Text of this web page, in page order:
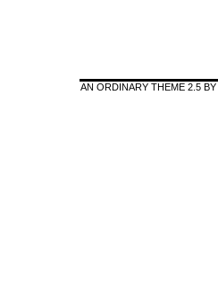
AN ORDINARY THEME 2.5 BY